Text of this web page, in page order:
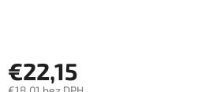
€22,15